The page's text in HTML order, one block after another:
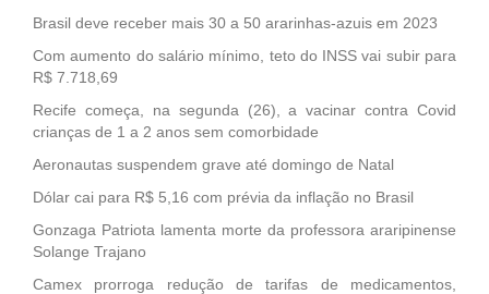
Brasil deve receber mais 30 a 50 ararinhas-azuis em 2023
Com aumento do salário mínimo, teto do INSS vai subir para
R$ 7.718,69
Recife começa, na segunda (26), a vacinar contra Covid
crianças de 1 a 2 anos sem comorbidade
Aeronautas suspendem grave até domingo de Natal
Dólar cai para R$ 5,16 com prévia da inflação no Brasil
Gonzaga Patriota lamenta morte da professora araripinense
Solange Trajano
Camex prorroga redução de tarifas de medicamentos,